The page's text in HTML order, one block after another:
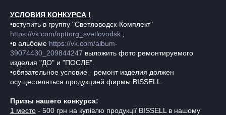
УСЛОВИЯ КОНКУРСА !
•вступить в группу "Светловодск-Комплект"
https://vk.com/opttorg_svetlovodsk ;
•в альбоме https://vk.com/album-
39074430_209844247 выложить фото ремонтируемого
изделия "ДО" и "ПОСЛЕ".
•обязательное условие - ремонт изделия должен
осуществляться продукцией фирмы BISSELL.
Призы нашего конкурса:
1 место - 500 грн на купівлю продукції BISSELL в нашому